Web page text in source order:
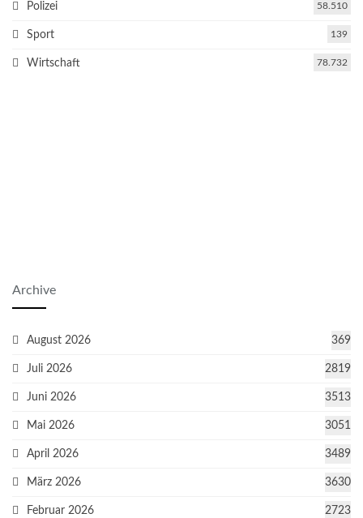
Polizei 58.510
Sport 139
Wirtschaft 78.732
Archive
August 2026 369
Juli 2026 2819
Juni 2026 3513
Mai 2026 3051
April 2026 3489
März 2026 3630
Februar 2026 2723